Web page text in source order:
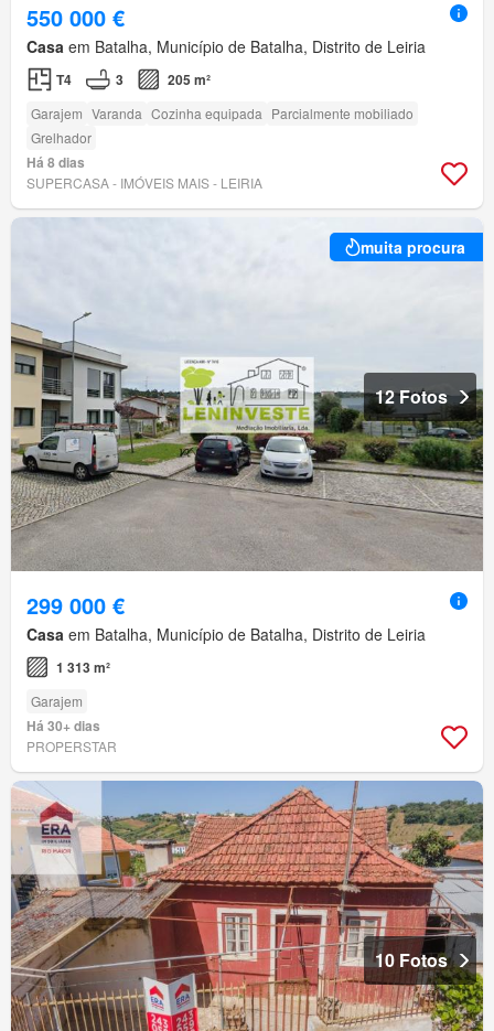
550 000 €
Casa em Batalha, Município de Batalha, Distrito de Leiria
T4 3 205 m²
Garajem Varanda Cozinha equipada Parcialmente mobiliado
Grelhador
Há 8 dias
SUPERCASA - IMÓVEIS MAIS - LEIRIA
muita procura
12 Fotos
299 000 €
Casa em Batalha, Município de Batalha, Distrito de Leiria
1 313 m²
Garajem
Há 30+ dias
PROPERSTAR
10 Fotos